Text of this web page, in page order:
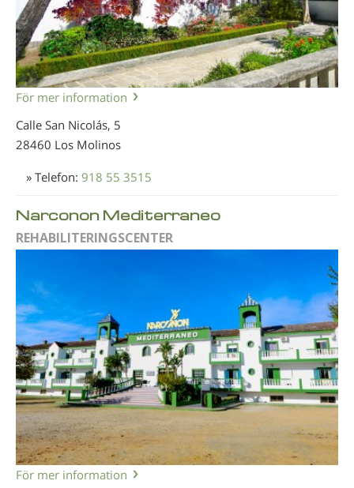
För mer information
Calle San Nicolás, 5
28460 Los Molinos
» Telefon: 918 55 3515
Narconon Mediterraneo
REHABILITERINGSCENTER
För mer information